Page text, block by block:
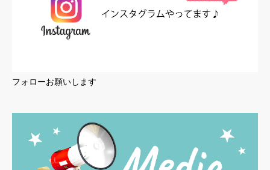
フォローお願いします